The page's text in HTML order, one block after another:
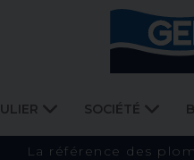
SOCIÉTÉ
La référence des